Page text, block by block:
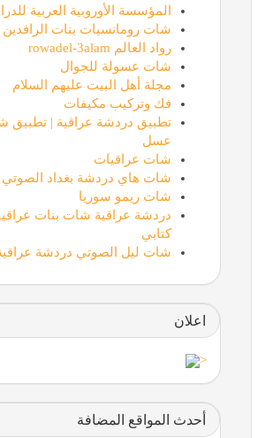
المؤسسة الأوروبية العربية
شات رومانسيات بنات الرافدين
رواد العالم rowadel-3alam
شات عسولة للجوال
مجلة أهل البيت عليهم السلام
فك وتركيب مكيفات
تطبيق دردشة عراقية | تطبيق
عسل
شات عراقيات
شات هاي دردشة بغداد الصوتي
شات ريمو سوريا
دردشة عراقية شات بنات
كتابي
شات ليل الصوتي دردشة
اعلان
<
أحدث المواقع المضافة